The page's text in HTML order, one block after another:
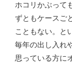
ホコリかぶって
ずともケースご
こともない。と
毎年の出し入れ
思っている方に